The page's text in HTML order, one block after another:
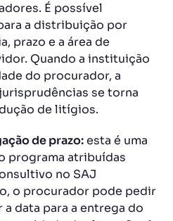
É possível
a distribuição por
prazo e a área de
Quando a instituição
do procurador, a
se torna
de litígios.
de prazo:esta é uma
programa atribuídas
no SAJ
o procurador pode pedir
data para a entrega do